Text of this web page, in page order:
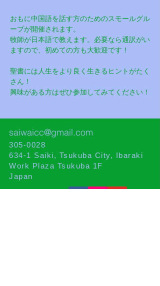
おもに中国語を話す方のためのスモールグル
ープが開催されます。
牧師が日本語で教えます。必要なら通訳がい
ますので、初めての方も大歓迎です！
聖書には人生をより良く生きるヒントがたく
さん！
興味がある方はぜひ参加してみてください！
saiwaicc@gmail.com
305-0028
634-1 Saiki, Tsukuba City, Ibaraki
Work Plaza Tsukuba 1F
Japan